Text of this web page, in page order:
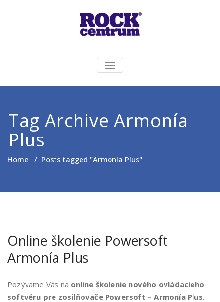
Rock Centrum
Ten pravý zvuk pre Vás!
TOGGLE
NAVIGATION
Tag Archive Armonía
Plus
Home / Posts tagged "Armonía Plus"
Online školenie Powersoft
Armonía Plus
Pozývame Vás na online školenie nového ovládacieho
softvéru pre zosilňovače Powersoft – Armonía Plus.